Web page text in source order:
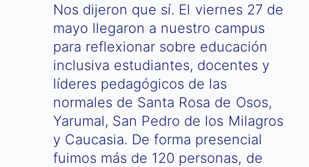
Nos dijeron que sí. El viernes 27 de
mayo llegaron a nuestro campus
para reflexionar sobre educación
inclusiva estudiantes, docentes y
líderes pedagógicos de las
normales de Santa Rosa de Osos,
Yarumal, San Pedro de los Milagros
y Caucasia. De forma presencial
fuimos más de 120 personas, de